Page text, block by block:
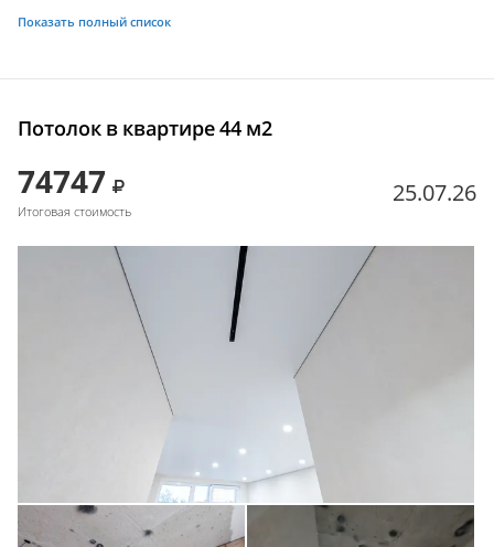
Показать полный список
Потолок в квартире 44 м2
74747
Итоговая стоимость
25.07.26